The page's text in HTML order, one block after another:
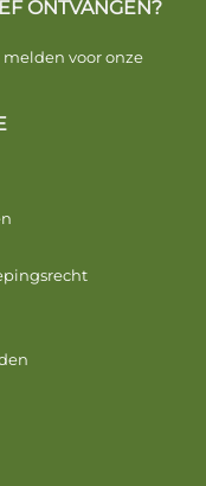
ONTVANGEN?
voor onze